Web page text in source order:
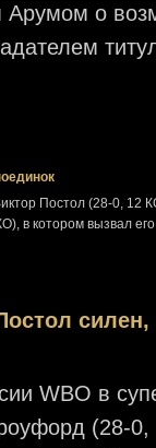
о
Постол (28-0,
в котором вызвал
силен,
WBO в
(28-